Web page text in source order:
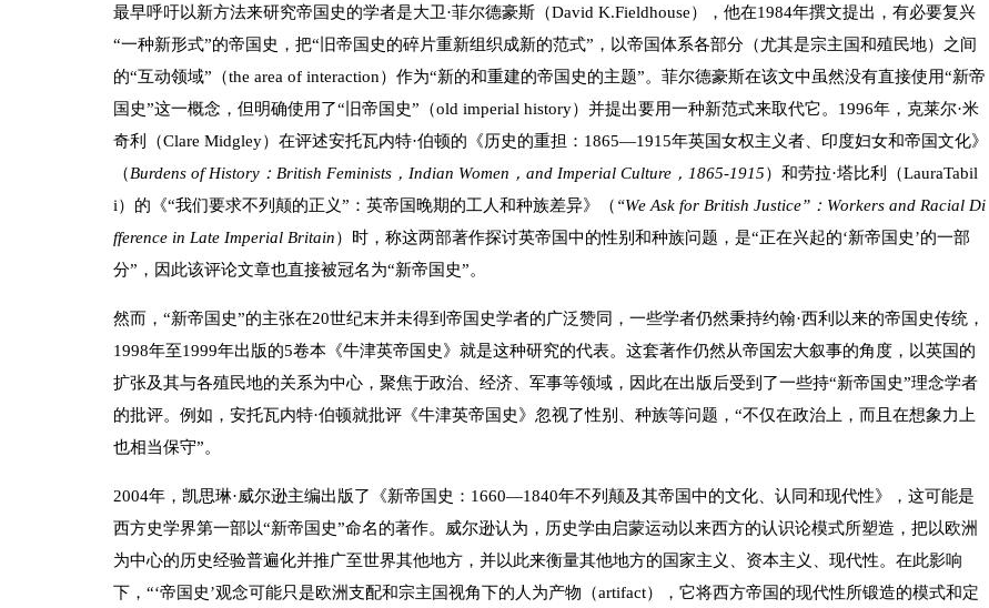
最早呼吁以新方法来研究帝国史的学者是大卫·菲尔德豪斯（David K.Fieldhouse），他在1984年撰文提出，有必要复兴
“一种新形式”的帝国史，把“旧帝国史的碎片重新组织成新的范式”，以帝国体系各部分（尤其是宗主国和殖民地）之间
的“互动领域”（the area of interaction）作为“新的和重建的帝国史的主题”。菲尔德豪斯在该文中虽然没有直接使用“新帝
国史”这一概念，但明确使用了“旧帝国史”（old imperial history）并提出要用一种新范式来取代它。1996年，克莱尔·米
奇利（Clare Midgley）在评述安托瓦内特·伯顿的《历史的重担：1865—1915年英国女权主义者、印度妇女和帝国文化》
（Burdens of History：British Feminists，Indian Women，and Imperial Culture，1865-1915）和劳拉·塔比利（LauraTabil
i）的《“我们要求不列颠的正义”：英帝国晚期的工人和种族差异》（ “We Ask for British Justice”：Workers and Racial Di
fference in Late Imperial Britain）时，称这两部著作探讨英帝国中的性别和种族问题，是“正在兴起的‘新帝国史’的一部
分”，因此该评论文章也直接被冠名为“新帝国史”。
然而，“新帝国史”的主张在20世纪末并未得到帝国史学者的广泛赞同，一些学者仍然秉持约翰·西利以来的帝国史传统，
1998年至1999年出版的5卷本《牛津英帝国史》就是这种研究的代表。这套著作仍然从帝国宏大叙事的角度，以英国的
扩张及其与各殖民地的关系为中心，聚焦于政治、经济、军事等领域，因此在出版后受到了一些持“新帝国史”理念学者
的批评。例如，安托瓦内特·伯顿就批评《牛津英帝国史》忽视了性别、种族等问题，“不仅在政治上，而且在想象力上
也相当保守”。
2004年，凯思琳·威尔逊主编出版了《新帝国史：1660—1840年不列颠及其帝国中的文化、认同和现代性》，这可能是
西方史学界第一部以“新帝国史”命名的著作。威尔逊认为，历史学由启蒙运动以来西方的认识论模式所塑造，把以欧洲
为中心的历史经验普遍化并推广至世界其他地方，并以此来衡量其他地方的国家主义、资本主义、现代性。在此影响
下，“‘帝国史’观念可能只是欧洲支配和宗主国视角下的人为产物（artifact），它将西方帝国的现代性所锻造的模式和定